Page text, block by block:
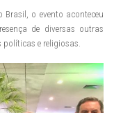
o evento aconteceu
de diversas outras
políticas e religiosas.